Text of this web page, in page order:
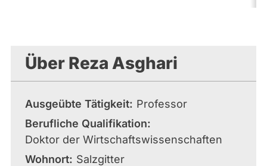
Über Reza Asghari
Ausgeübte Tätigkeit
Professor
Berufliche Qualifikation
Doktor der Wirtschaftswissenschaften
Wohnort
Salzgitter